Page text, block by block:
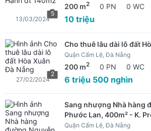
5
200 m2 0 PN 0 WC
10 triệu
13/03/2024
2
Cho thuê lâu dài lô đất
Quận Cẩm Lệ, Đà Nẵng
200 m2 0 PN 0 WC
6 triệu 500 nghìn
27/02/2024
Sang nhượng Nhà hàng
Phước Lan, 400m² - K.
Quận Cẩm Lệ, Đà Nẵng